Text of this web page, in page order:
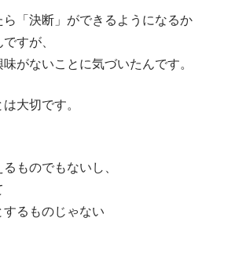
「決断」ができるようになるか
すが、
がないことに気づいたんです。
大切です。
ものでもないし、
るものじゃない